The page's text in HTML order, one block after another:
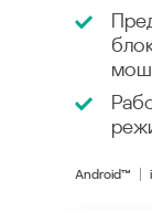
Android™